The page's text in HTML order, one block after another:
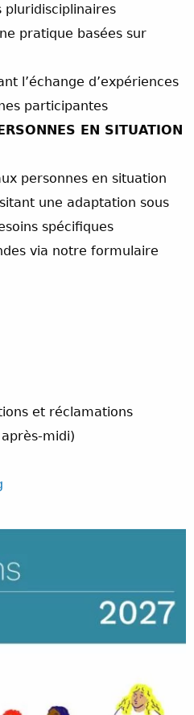
pluridisciplinaires
pratique basées sur
l’échange d’expériences
participantes
EN SITUATION
personnes en situation
une adaptation sous
spécifiques
via notre formulaire
et réclamations
midi)